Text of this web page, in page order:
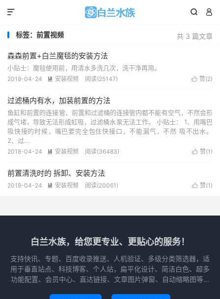
 

共 3 篇文章
标签：前置视频
森森前置+白兰魔毯的安装方法
小贴士：魔毯使用前，用清水多洗几次，洗干净再用。
 赞(2)
2018-04-24  安装视频 阅读(25147)
过滤桶内有水，加装前置的方法
鱼缸和前置的连接管、前置和过滤桶的连接管内都不能有空气，不然会形
成气堵，导致无法形成虹吸，过滤桶水泵无法工作。 小贴士： 1、用嘴巴
吸快接的时候，嘴巴要完全包住快接口，不能漏气，不然 吸不出水。
2、过...
 赞(1 )
2018-04-24  安装视频 阅读(36483)
前置清洗时的 拆卸、安装方法
 赞(1 )
2018-04-24  安装视频 阅读(20061 )
白兰水族，给您更专业、更贴心的服务！
支持快讯、专题、百度收录推送、人机验证、多级分类筛选器，适
用于垂直站点、科技博客、个人站，扁平化设计、简洁白色、超多
功能配置、会员中心、直达链接、文章图片弹窗、自动缩略图等...